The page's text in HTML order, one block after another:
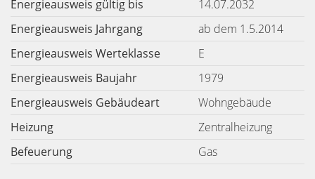
Energieausweis gültig bis
14.07.2032
Energieausweis Jahrgang
ab dem 1.5.2014
Energieausweis Werteklasse
E
Energieausweis Baujahr
1979
Energieausweis Gebäudeart
Wohngebäude
Heizung
Zentralheizung
Befeuerung
Gas